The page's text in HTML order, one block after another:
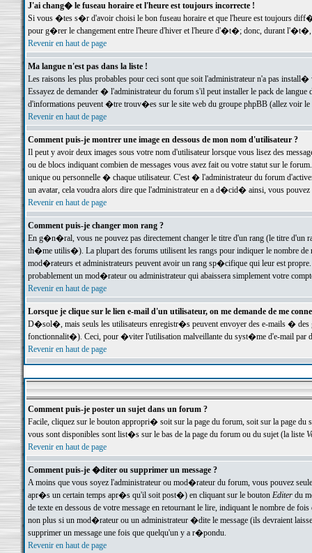
J'ai chang� le fuseau horaire et l'heure est toujours incorrecte !
Si vous �tes s�r d'avoir choisi le bon fuseau horaire et que l'heure est toujours
pour g�rer le changement entre l'heure d'hiver et l'heure d'�t�; donc, durant
Revenir en haut de page
Ma langue n'est pas dans la liste !
Les raisons les plus probables pour ceci sont que soit l'administrateur n'a pas
Essayez de demander � l'administrateur du forum s'il peut installer le pack de
d'informations peuvent �tre trouv�es sur le site web du groupe phpBB (allez voir le
Revenir en haut de page
Comment puis-je montrer une image en dessous de mon nom d'utilisateur ?
Il peut y avoir deux images sous votre nom d'utilisateur lorsque vous lisez des
ou de blocs indiquant combien de messages vous avez fait ou votre statut sur le
unique ou personnelle � chaque utilisateur. C'est � l'administrateur du forum
un avatar, cela voudra alors dire que l'administrateur en a d�cid� ainsi, vous
Revenir en haut de page
Comment puis-je changer mon rang ?
En g�n�ral, vous ne pouvez pas directement changer le titre d'un rang (le titre d'un
th�me utilis�). La plupart des forums utilisent les rangs pour indiquer le nombre de
mod�rateurs et administrateurs peuvent avoir un rang sp�cifique qui leur est
probablement un mod�rateur ou administrateur qui abaissera simplement votre
Revenir en haut de page
Lorsque je clique sur le lien e-mail d'un utilisateur, on me demande de me
D�sol�, mais seuls les utilisateurs enregistr�s peuvent envoyer des e-mails �
fonctionnalit�). Ceci, pour �viter l'utilisation malveillante du syst�me d'e-mail par
Revenir en haut de page
Comment puis-je poster un sujet dans un forum ?
Facile, cliquez sur le bouton appropri� soit sur la page du forum, soit sur la page du
vous sont disponibles sont list�s sur le bas de la page du forum ou du sujet (la liste
Revenir en haut de page
Comment puis-je �diter ou supprimer un message ?
A moins que vous soyez l'administrateur ou mod�rateur du forum, vous pouvez
apr�s un certain temps apr�s qu'il soit post�) en cliquant sur le bouton Editerdu
de texte en dessous de votre message en retournant le lire, indiquant le nombre
non plus si un mod�rateur ou un administrateur �dite le message (ils devraient
supprimer un message une fois que quelqu'un y a r�pondu.
Revenir en haut de page